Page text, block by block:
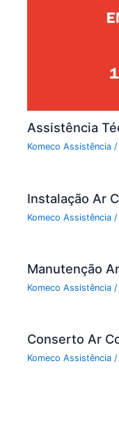
Assistência
Komeco Assistência /
Instalação Ar
Komeco Assistência /
Manutenção
Komeco Assistência /
Conserto Ar
Komeco Assistência /